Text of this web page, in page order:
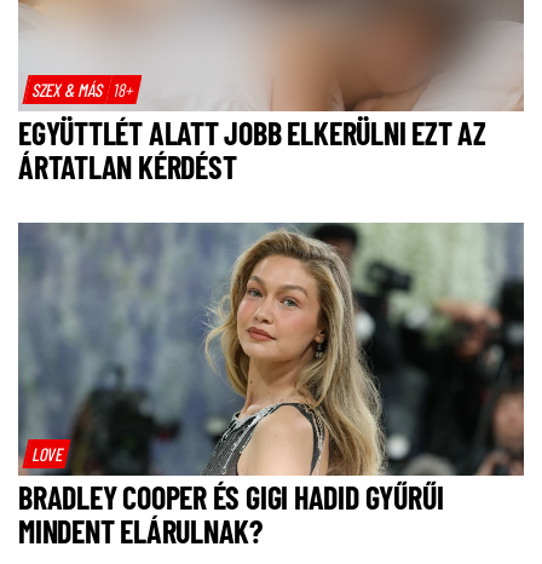
SZEX & MÁS 18+
EGYÜTTLÉT ALATT JOBB ELKERÜLNI EZT AZ
ÁRTATLAN KÉRDÉST
LOVE
BRADLEY COOPER ÉS GIGI HADID GYŰRŰI
MINDENT ELÁRULNAK?